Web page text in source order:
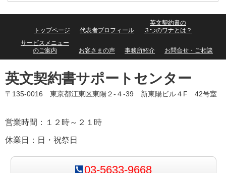
トップページ 代表者プロフィール
英文契約書の
３つのワナとは？
サービスメニュー
のご案内
お客さまの声 事務所紹介 お問合せ・ご相談
英文契約書サポートセンター
〒135-0016 東京都江東区東陽２-４-39 新東陽ビル４F 42号室
営業時間：１２時～２１時
休業日：日・祝祭日
03-5633-9668